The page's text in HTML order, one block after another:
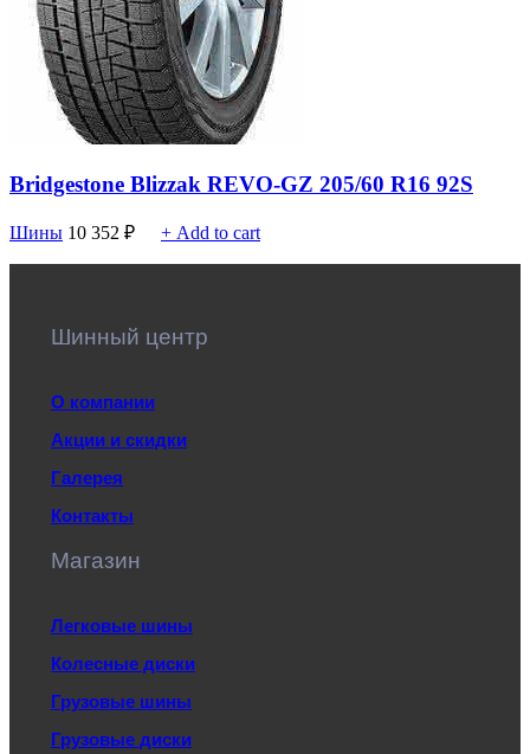
Bridgestone Blizzak REVO-GZ 205/60 R16 92S
Шины 10 352 ₽ + Add to cart
Шинный центр
О компании
Акции и скидки
Галерея
Контакты
Магазин
Легковые шины
Колесные диски
Грузовые шины
Грузовые диски